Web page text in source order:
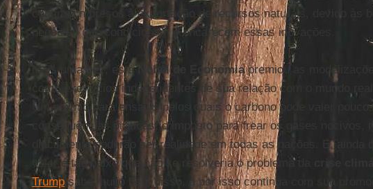
continuam presos à exportação de recursos naturais, devido às
negócios que condicionam e encarecem essas inovações.
Mais uma vez, esteNobel de Economiapremiou as
como exercícios independentes de sua relação com o mundo
Um prêmio para ensaios pelos quais o carbono pode valer
consequências práticas, o imposto para frear os gases nocivos,
dificilmente poderão ser realidade em todas as nações. E, ainda
valor é tão baixo que não se resolveria o problema da
crise
Trumpsabe muito bem disso, e por isso continua com sua